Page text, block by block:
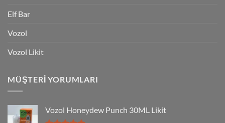
Elf Bar
Vozol
Vozol Likit
MÜŞTERI YORUMLARI
Vozol Honeydew Punch 30ML Likit